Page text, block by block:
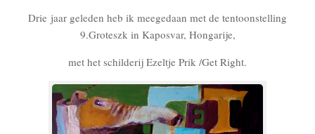
Drie jaar geleden heb ik meegedaan met de tentoonstelling
9.Groteszk in Kaposvar, Hongarije,
met het schilderij Ezeltje Prik /Get Right.